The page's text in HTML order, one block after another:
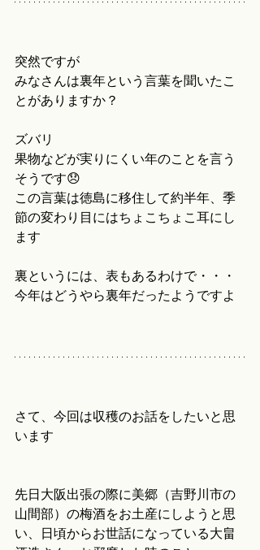
突然ですが
みなさんは裏年という言葉を聞いたこ
とがありますか？
ズバリ
果物などが実りにくい年のことを言う
そうです😞
この言葉は徳島に移住して約半年、季
節の変わり目にはちょこちょこ耳にし
ます
裏というには、表もあるわけで・・・
今年はどうやら裏年だったようですよ
さて、今回は収穫のお話をしたいと思
います
先日大阪出張の際に美郷（吉野川市の
山間部）の梅酒をお土産にしようと思
い、日頃からお世話になっている大畠